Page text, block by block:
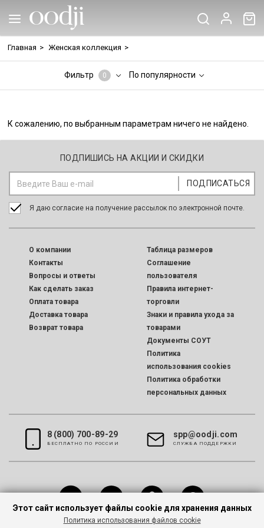
Главная > Женская коллекция >
Фильтр 0 По популярности
К сожалению, по выбранным параметрам ничего не найдено.
ПОДПИШИСЬ НА АКЦИИ И СКИДКИ
Я даю согласие на получение рассылок по электронной почте.
O компании
Контакты
Вопросы и ответы
Как сделать заказ
Оплата товара
Доставка товара
Возврат товара
Таблица размеров
Соглашение
пользователя
Правила интернет-
торговли
Знаки и правила ухода за
товарами
Документы СОУТ
Политика
использования cookies
Политика обработки
персональных данных
8 (800) 700-89-29
БЕСПЛАТНО ПО РОССИИ
spp@oodji.com
CЛУЖБА ПОДДЕРЖКИ
Этот сайт использует файлы cookie для хранения данных
Политика использования файлов cookie